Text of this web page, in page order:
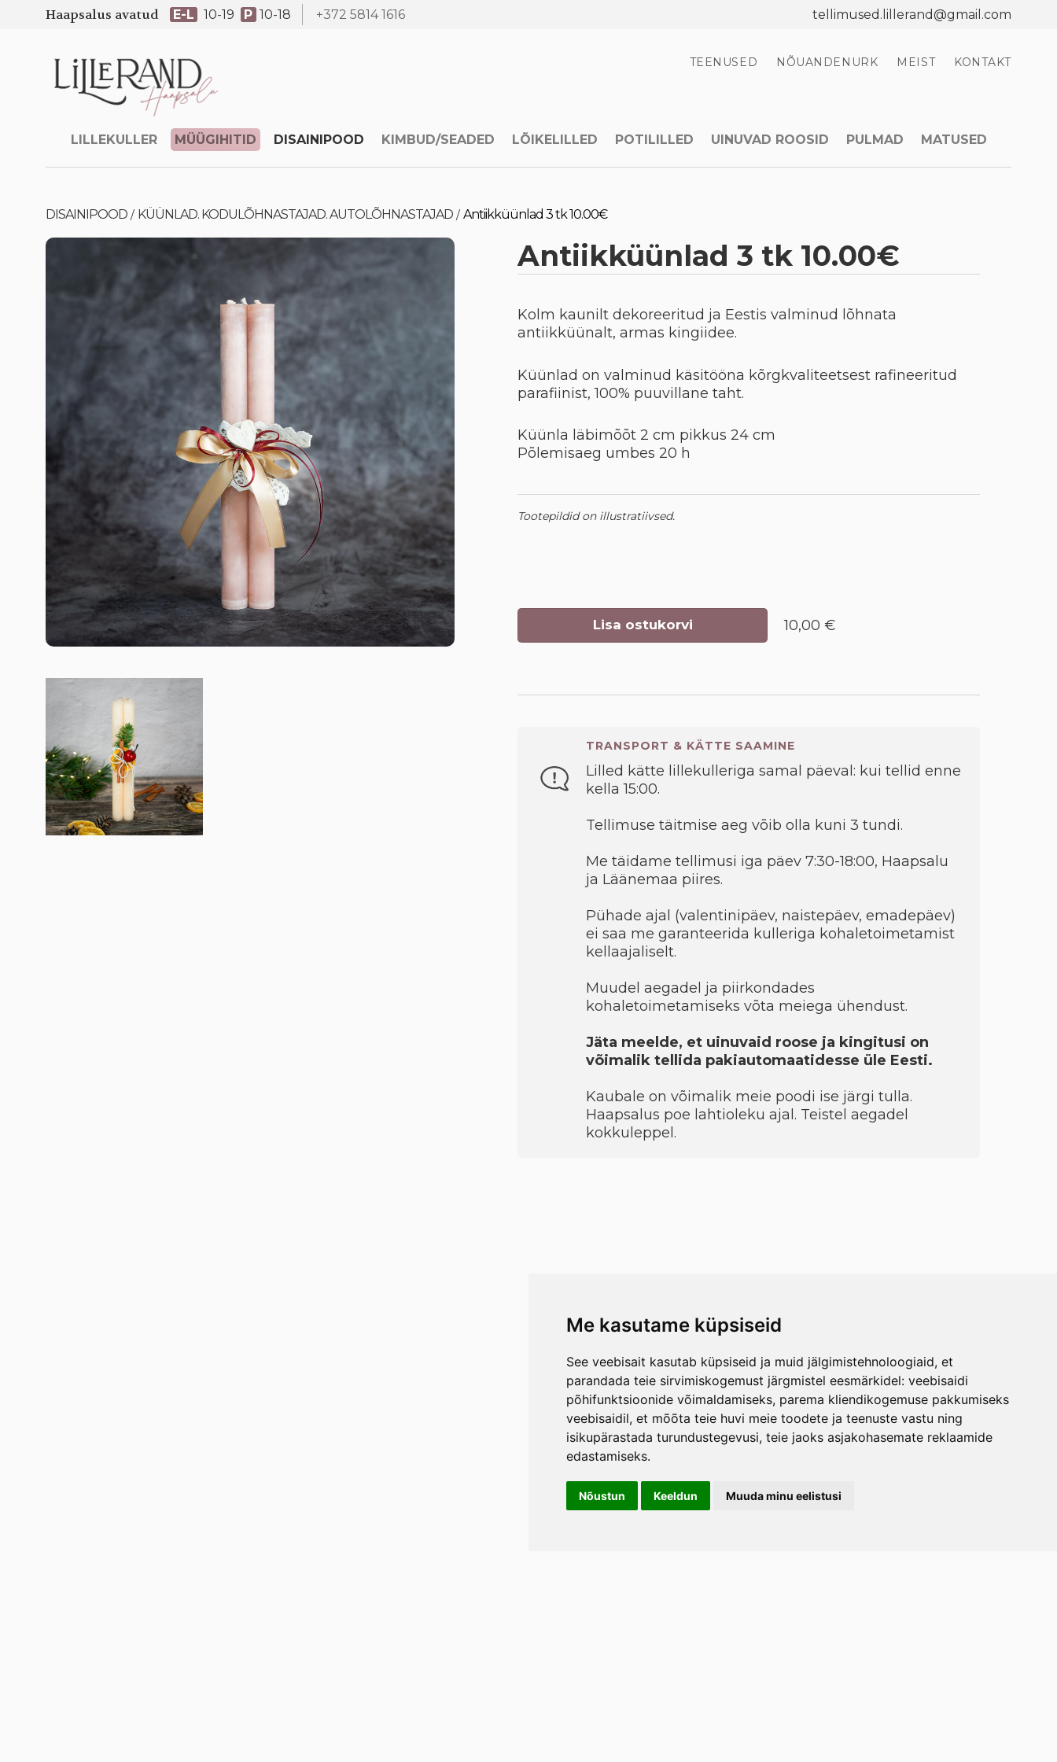
Me kasutame küpsiseid
See veebisait kasutab küpsiseid ja muid jälgimistehnoloogiaid, et
parandada teie sirvimiskogemust järgmistel eesmärkidel: veebisaidi
põhifunktsioonide võimaldamiseks, parema kliendikogemuse pakkumiseks
veebisaidil, et mõõta teie huvi meie toodete ja teenuste vastu ning
isikupärastada turundustegevusi, teie jaoks asjakohasemate reklaamide
edastamiseks.
Nõustun Keeldun Muuda minu eelistusi
Haapsalus avatud E-L 10-19 P 10-18 +372 5814 1616 tellimused.lillerand@gmail.com
TEENUSED NÕUANDENURK MEIST KONTAKT
LILLEKULLER MÜÜGIHITID DISAINIPOOD KIMBUD/SEADED LÕIKELILLED POTILILLED UINUVAD ROOSID PULMAD MATUSED
DISAINIPOOD / KÜÜNLAD. KODULÕHNASTAJAD. AUTOLÕHNASTAJAD / Antiikküünlad 3 tk 10.00€
Antiikküünlad 3 tk 10.00€
Kolm kaunilt dekoreeritud ja Eestis valminud lõhnata
antiikküünalt, armas kingiidee.
Küünlad on valminud käsitööna kõrgkvaliteetsest rafineeritud
parafiinist, 100% puuvillane taht.
Küünla läbimõõt 2 cm pikkus 24 cm
Põlemisaeg umbes 20 h
Tootepildid on illustratiivsed.
Lisa ostukorvi 10,00 €
TRANSPORT & KÄTTE SAAMINE
Lilled kätte lillekulleriga samal päeval: kui tellid enne
kella 15:00.
Tellimuse täitmise aeg võib olla kuni 3 tundi.
Me täidame tellimusi iga päev 7:30-18:00, Haapsalu
ja Läänemaa piires.
Pühade ajal (valentinipäev, naistepäev, emadepäev)
ei saa me garanteerida kulleriga kohaletoimetamist
kellaajaliselt.
Muudel aegadel ja piirkondades
kohaletoimetamiseks võta meiega ühendust.
Jäta meelde, et uinuvaid roose ja kingitusi on
võimalik tellida pakiautomaatidesse üle Eesti.
Kaubale on võimalik meie poodi ise järgi tulla.
Haapsalus poe lahtioleku ajal. Teistel aegadel
kokkuleppel.